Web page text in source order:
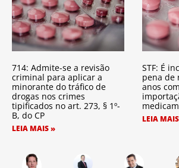
714: Admite-se a revisão
criminal para aplicar a
minorante do tráfico de
drogas nos crimes
tipificados no art. 273, § 1º-
B, do CP
LEIA MAIS »
STF: É
pena de
anos
LEIA